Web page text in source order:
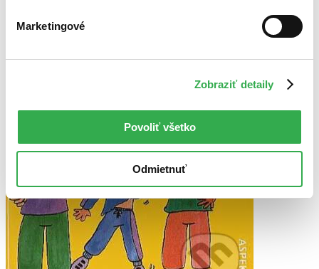
Marketingové
Zobraziť detaily
Povoliť všetko
Odmietnuť